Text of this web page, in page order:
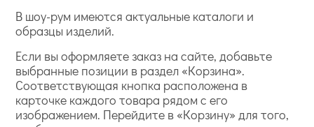
В шоу-рум имеются актуальные каталоги и
образцы изделий.
Если вы оформляете заказ на сайте, добавьте
выбранные позиции в раздел «Корзина».
Соответствующая кнопка расположена в
карточке каждого товара рядом с его
изображением. Перейдите в «Корзину» для того,